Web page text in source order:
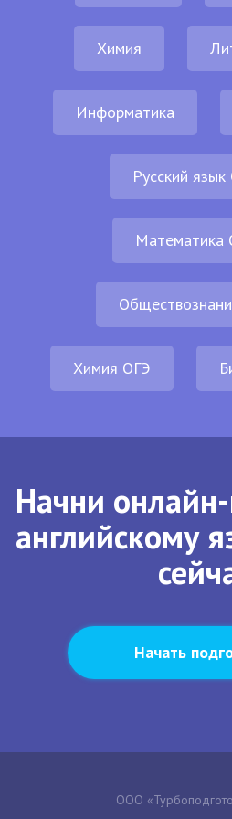
Химия
Информатика
Русский
Математика
Химия ОГЭ
Начни
английскому
Начать
ООО